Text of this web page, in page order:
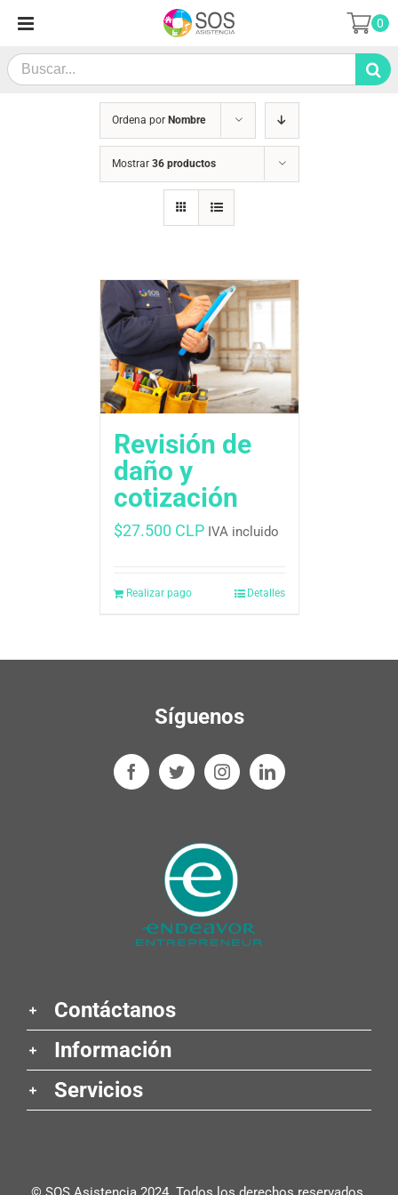
contenido
Search
for:
0
Ordena por Nombre
Mostrar 36 productos
Revisión de
daño y
cotización
$27.500 CLP IVA incluido
Realizar pago Detalles
Síguenos
Contáctanos
Información
Servicios